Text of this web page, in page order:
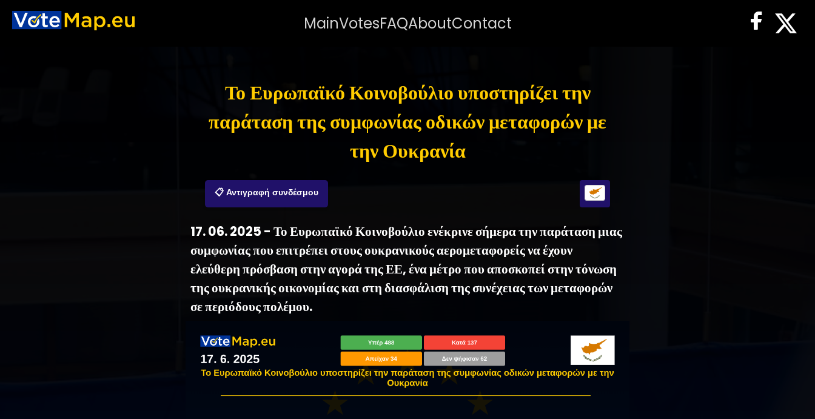
MainVotesFAQAboutContact
Το Ευρωπαϊκό Κοινοβούλιο υποστηρίζει την
παράταση της συμφωνίας οδικών μεταφορών με
την Ουκρανία
📋 Αντιγραφή συνδέσμου
17. 06. 2025 - Το Ευρωπαϊκό Κοινοβούλιο ενέκρινε σήμερα την παράταση μιας
συμφωνίας που επιτρέπει στους ουκρανικούς αερομεταφορείς να έχουν
ελεύθερη πρόσβαση στην αγορά της ΕΕ, ένα μέτρο που αποσκοπεί στην τόνωση
της ουκρανικής οικονομίας και στη διασφάλιση της συνέχειας των μεταφορών
σε περιόδους πολέμου.